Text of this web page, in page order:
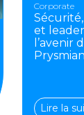
Corporate
et
l’avenir
Lire la